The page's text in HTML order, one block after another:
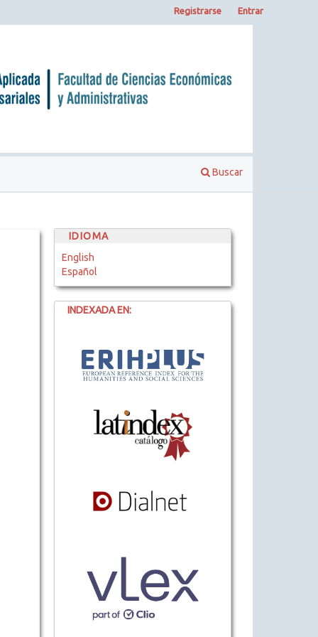
Buscar
Registrarse Entrar
IDIOMA
English
Español
INDEXADA EN: